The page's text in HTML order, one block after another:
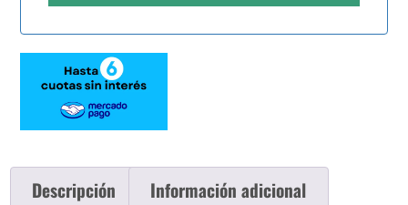
Descripción Información adicional